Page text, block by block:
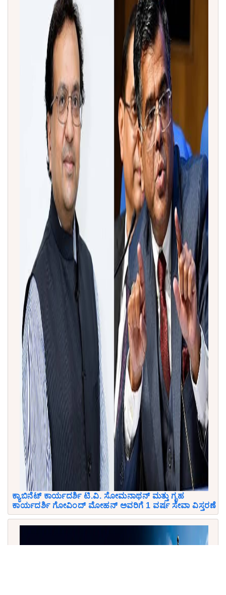
ಕ್ಯಾಬಿನೆಟ್ ಕಾರ್ಯದರ್ಶಿ ಟಿ.ವಿ. ಸೋಮನಾಥನ್ ಮತ್ತು ಗೃಹ
ಕಾರ್ಯದರ್ಶಿ ಗೋವಿಂದ್ ಮೋಹನ್ ಅವರಿಗೆ 1 ವರ್ಷ ಸೇವಾ ವಿಸ್ತರಣೆ